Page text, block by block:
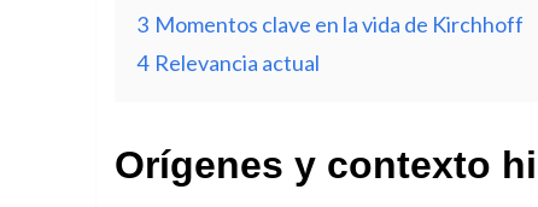
3 Momentos clave en la vida de Kirchhoff
4 Relevancia actual
Orígenes y contexto